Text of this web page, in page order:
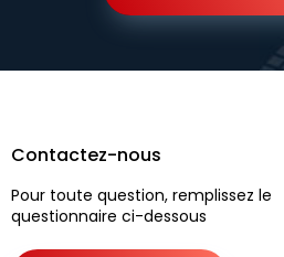
Contactez-nous
Pour toute question, remplissez le
questionnaire ci-dessous